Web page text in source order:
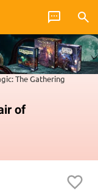
The Gathering
of